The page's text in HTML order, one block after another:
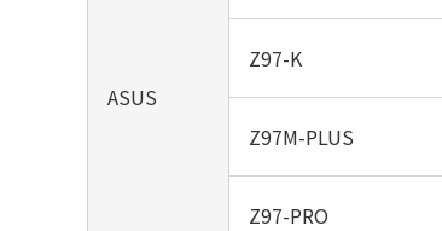
ASUS
Z97-K
Z97M-PLUS
Z97-PRO